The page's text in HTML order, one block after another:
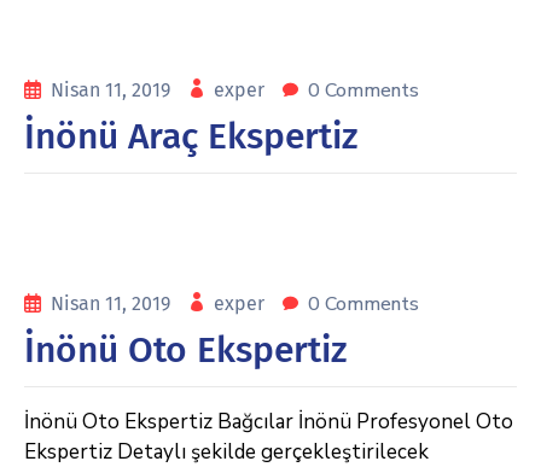
Nisan 11, 2019 exper 0 Comments
İnönü Araç Ekspertiz
Nisan 11, 2019 exper 0 Comments
İnönü Oto Ekspertiz
İnönü Oto Ekspertiz Bağcılar İnönü Profesyonel Oto
Ekspertiz Detaylı şekilde gerçekleştirilecek